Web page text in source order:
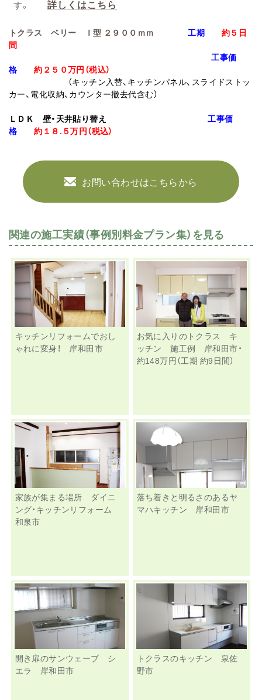
す。 詳しくはこちら
トクラス ベリー Ｉ型 ２９００ｍｍ 工期
約５日
間
工事価
格
約２５０万円 （税込）
（キッチン入替、キッチンパネル、スライドストッ
カー、電化収納、カウンター撤去代含む）
ＬＤＫ 壁・天井貼り替え
工事価
格
約１８. ５万円（税込）
お問い合わせはこちらから
関連の施工実績（事例別料金プラン集）を見る
キッチンリフォームでおし
ゃれに変身！ 岸和田市
お気に入りのトクラス キ
ッチン 施工例 岸和田市・
約148万円（工期 約9日間）
家族が集まる場所 ダイニ
ング・キッチンリフォーム
和泉市
落ち着きと明るさのあるヤ
マハキッチン 岸和田市
開き扉のサンウェーブ シ
エラ 岸和田市
トクラスのキッチン 泉佐
野市